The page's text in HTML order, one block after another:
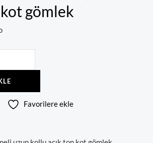
gömlek
Favorilere ekle